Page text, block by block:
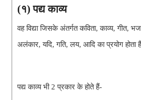
(१) पद्य काव्य
वह विद्या जिसके अंतर्गत कविता, काव्य, गीत,
अलंकार, यदि, गति, लय, आदि का प्रयोग होता
पद्य काव्य भी 2 प्रकार के होते हैं-